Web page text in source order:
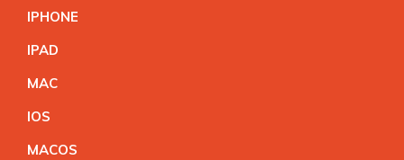
IPHONE
IPAD
MAC
IOS
MACOS